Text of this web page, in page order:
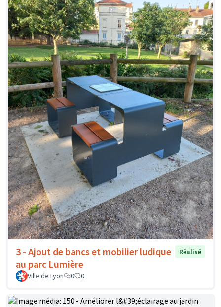
3 - Ajout de bancs et mobilier ludique
au parc Lumière
Réalisé
Ville de Lyon 0 0